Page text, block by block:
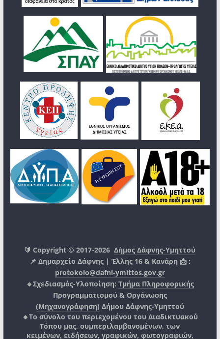
🔰 Copyright © 2017-2026Δήμος Δάφνης-Υμηττού
📌 Δημαρχείο Δάφνης | Έλλης 16 & Κανάρη 📩 :
protokolo@dafni-ymittos.gov.gr
🔹Σχεδιασμός-Υλοποίηση: Τμήμα Πληροφορικής
Προγραμματισμού & Οργάνωσης
(Μηχανογράφηση) Δήμου Δάφνης-Υμηττού
🔸Το σύνολο του περιεχομένου του Διαδικτυακού
Τόπου μας, συμπεριλαμβανομένων, των
κειμένων, ειδήσεων, γραφικών, φωτογραφιών,